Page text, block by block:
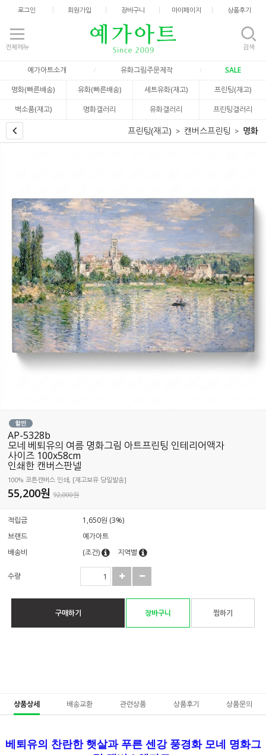
로그인 회원가입 장바구니 마이페이지 상품후기
전체메뉴 검색
예가아트소개 유화그림주문제작
SALE
명화(빠른배송)
유화(빠른배송) 세트유화(재고)
프린팅(재고)
벽소품(재고)
명화갤러리 유화갤러리 프린팅갤러리
프린팅(재고) 캔버스프린팅 명화
AP-5328b
모네 베퇴유의 여름 명화그림 아트프린팅 인테리어액자
사이즈 100x58cm
인쇄한 캔버스판넬
100% 코튼캔버스 인쇄, [재고보유 당일발송]
55,200원92,000원
적립금
1,650원 (3%)
브랜드
예가아트
배송비
(조건) 지역별
수량
구매하기 장바구니 찜하기
상품상세 배송교환 관련상품 상품후기 상품문의
베퇴유의 찬란한 햇살과 푸른 센강 풍경화 모네 명화그